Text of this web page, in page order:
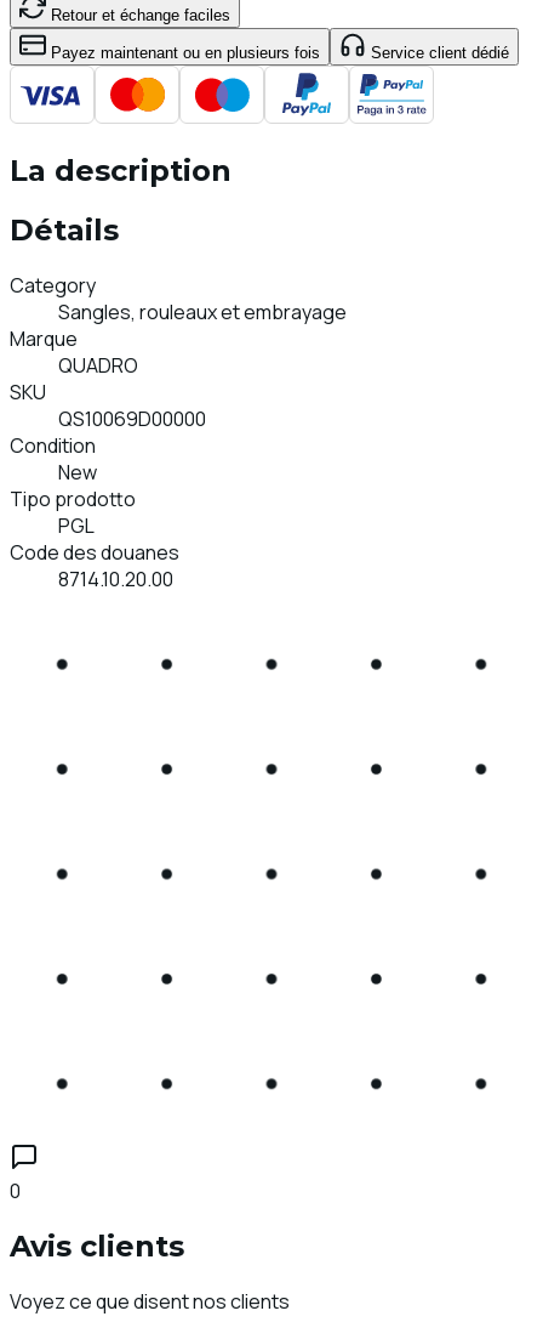
Retour et échange faciles
Payez maintenant ou en plusieurs fois Service client dédié
La description
Détails
Category
Sangles, rouleaux et embrayage
Marque
QUADRO
SKU
QS10069D00000
Condition
New
Tipo prodotto
PGL
Code des douanes
8714.10.20.00
0
Avis clients
Voyez ce que disent nos clients